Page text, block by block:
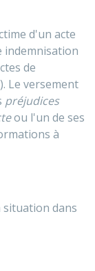
d'un acte
indemnisation
de
Le versement
préjudices
ou l'un de ses
à
situation dans